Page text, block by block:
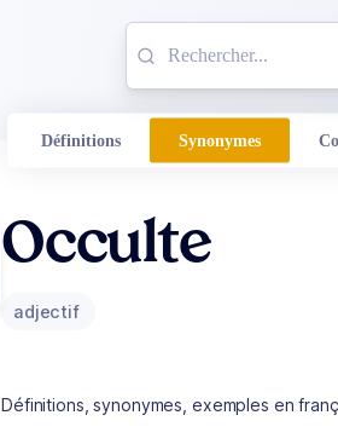
Définitions Synonymes
Occulte
adjectif
Définitions, synonymes, exemples en